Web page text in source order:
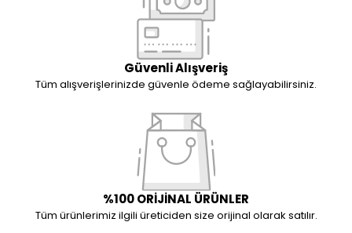
Güvenli Alışveriş
Tüm alışverişlerinizde güvenle ödeme sağlayabilirsiniz.
%100 ORİJİNAL ÜRÜNLER
Tüm ürünlerimiz ilgili üreticiden size orijinal olarak satılır.